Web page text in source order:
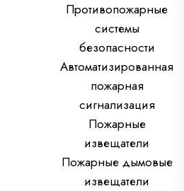
Противопожарные
системы
безопасности
Автоматизированная
пожарная
сигнализация
Пожарные
извещатели
Пожарные дымовые
извещатели